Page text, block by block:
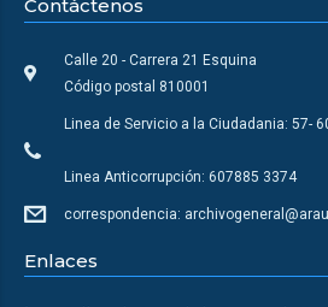
Contáctenos
Calle 20 - Carrera 21 Esquina
Código postal 810001
Linea de Servicio a la Ciudadania: 57-
Linea Anticorrupción: 607885 3374
correspondencia:
Enlaces